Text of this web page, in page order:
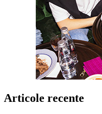
Articole recente